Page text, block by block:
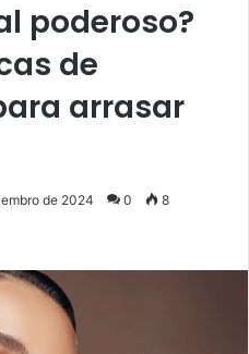
poderoso?
de
arrasar
de 2024 0 8